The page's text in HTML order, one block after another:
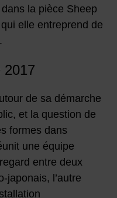
la pièce Sheep
elle entreprend de
.
2017
de sa démarche
et la question de
formes dans
une équipe
entre deux
japonais, l’autre